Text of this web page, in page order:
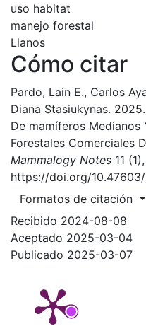
uso habitat
manejo forestal
Llanos
Cómo citar
Pardo, Lain E., Carlos
Diana Stasiukynas.
De mamíferos Medianos
Forestales Comerciales
Mammalogy Notes 11
https://doi.org/10.47603/
Formatos de citación
Recibido 2024-08-08
Aceptado 2025-03-04
Publicado 2025-03-07